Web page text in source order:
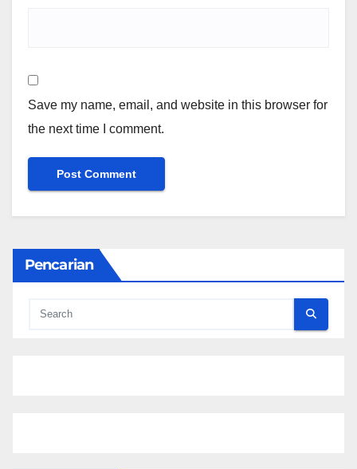
Save my name, email, and website in this browser for
the next time I comment.
Pencarian